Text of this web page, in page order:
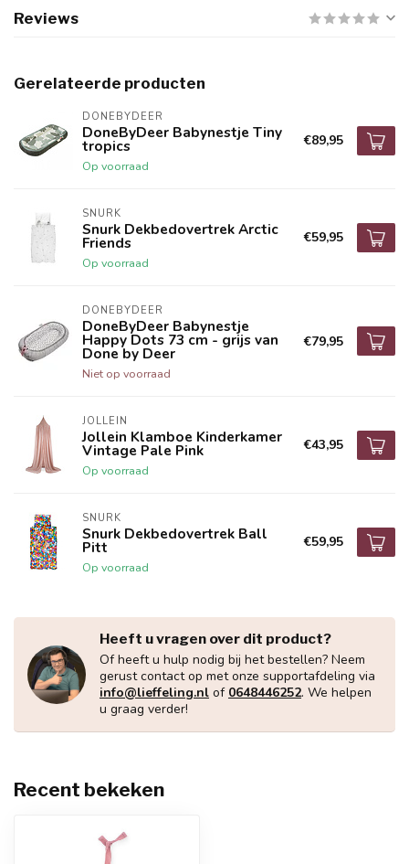
Reviews
Gerelateerde producten
DONEBYDEER
DoneByDeer Babynestje Tiny
tropics
Op voorraad
€89,95
SNURK
Snurk Dekbedovertrek Arctic
Friends
Op voorraad
€59,95
DONEBYDEER
DoneByDeer Babynestje
Happy Dots 73 cm - grijs van
Done by Deer
Niet op voorraad
€79,95
JOLLEIN
Jollein Klamboe Kinderkamer
Vintage Pale Pink
Op voorraad
€43,95
SNURK
Snurk Dekbedovertrek Ball
Pitt
Op voorraad
€59,95
Heeft u vragen over dit product?
Of heeft u hulp nodig bij het bestellen? Neem
gerust contact op met onze supportafdeling via
info@lieffeling.nl of 0648446252. We helpen
u graag verder!
Recent bekeken